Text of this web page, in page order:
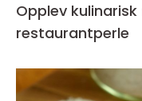
Opplev
restaurantperle